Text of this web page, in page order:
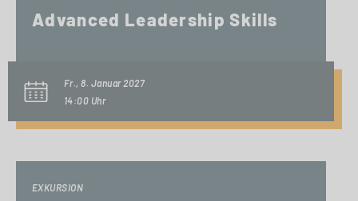
Advanced Leadership Skills
Fr., 8. Januar 2027
14:00 Uhr
EXKURSION